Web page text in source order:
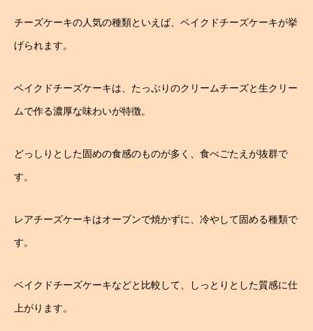
チーズケーキの人気の種類といえば、ベイクドチーズケーキが挙
げられます。
ベイクドチーズケーキは、たっぷりのクリームチーズと生クリー
ムで作る濃厚な味わいが特徴。
どっしりとした固めの食感のものが多く、食べごたえが抜群で
す。
レアチーズケーキはオーブンで焼かずに、冷やして固める種類で
す。
ベイクドチーズケーキなどと比較して、しっとりとした質感に仕
上がります。